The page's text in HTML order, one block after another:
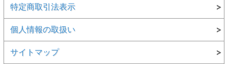
特定商取引法表示
個人情報の取扱い
サイトマップ